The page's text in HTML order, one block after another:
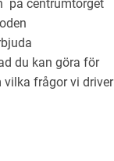
på centrumtorget
du kan göra för
frågor vi driver